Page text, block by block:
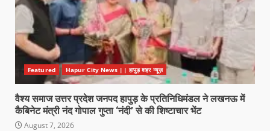
Featured Hapur City News || हापुड़ शहर न्यूज़
वैश्य समाज उत्तर प्रदेश जनपद हापुड़ के प्रतिनिधिमंडल ने लखनऊ में
कैबिनेट मंत्री नंद गोपाल गुप्ता ‘नंदी’ से की शिष्टाचार भेंट
August 7, 2026